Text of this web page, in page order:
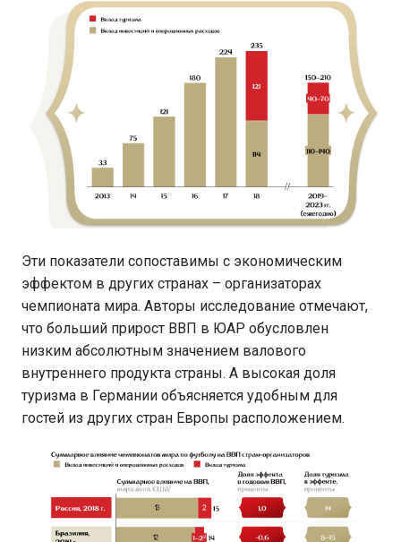
Эти показатели сопоставимы с экономическим
эффектом в других странах – организаторах
чемпионата мира. Авторы исследование отмечают,
что больший прирост ВВП в ЮАР обусловлен
низким абсолютным значением валового
внутреннего продукта страны. А высокая доля
туризма в Германии объясняется удобным для
гостей из других стран Европы расположением.